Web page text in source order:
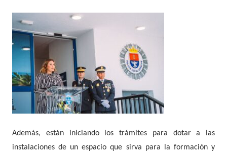
Además, están iniciando los trámites para dotar a las
instalaciones de un espacio que sirva para la formación y